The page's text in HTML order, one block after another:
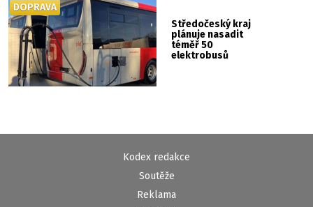
Středočeský kraj
plánuje nasadit
téměř 50
elektrobusů
DOPRAVA
Kodex redakce
Soutěže
Reklama